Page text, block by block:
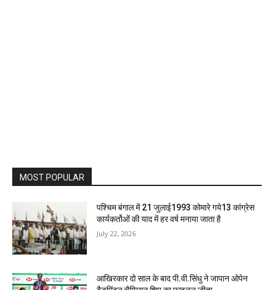
MOST POPULAR
पश्चिम बंगाल में 21 जुलाई1993 कोमारे गये13 कांग्रेस
कार्यकर्तोओं की याद में हर वर्ष मनाया जाता है
July 22, 2026
आखिरकार दो साल के बाद पी.वी.सिंधु ने जापान ओपेन